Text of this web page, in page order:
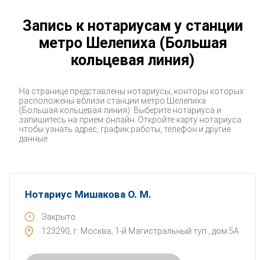
Запись к нотариусам у станции
метро Шелепиха (Большая
кольцевая линия)
На странице представлены нотариусы, конторы которых
расположены вблизи станции метро Шелепиха
(Большая кольцевая линия). Выберите нотариуса и
запишитесь на прием онлайн. Откройте карту нотариуса
чтобы узнать адрес, график работы, телефон и другие
данные.
Нотариус Мишакова О. М.
Закрыто
123290, г. Москва, 1-й Магистральный туп., дом 5А